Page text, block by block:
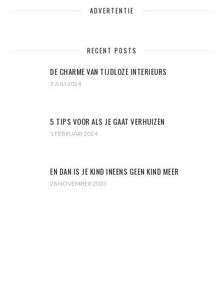
ADVERTENTIE
RECENT POSTS
DE CHARME VAN TIJDLOZE INTERIEURS
3 JULI 2024
5 TIPS VOOR ALS JE GAAT VERHUIZEN
1 FEBRUARI 2024
EN DAN IS JE KIND INEENS GEEN KIND MEER
28 NOVEMBER 2023